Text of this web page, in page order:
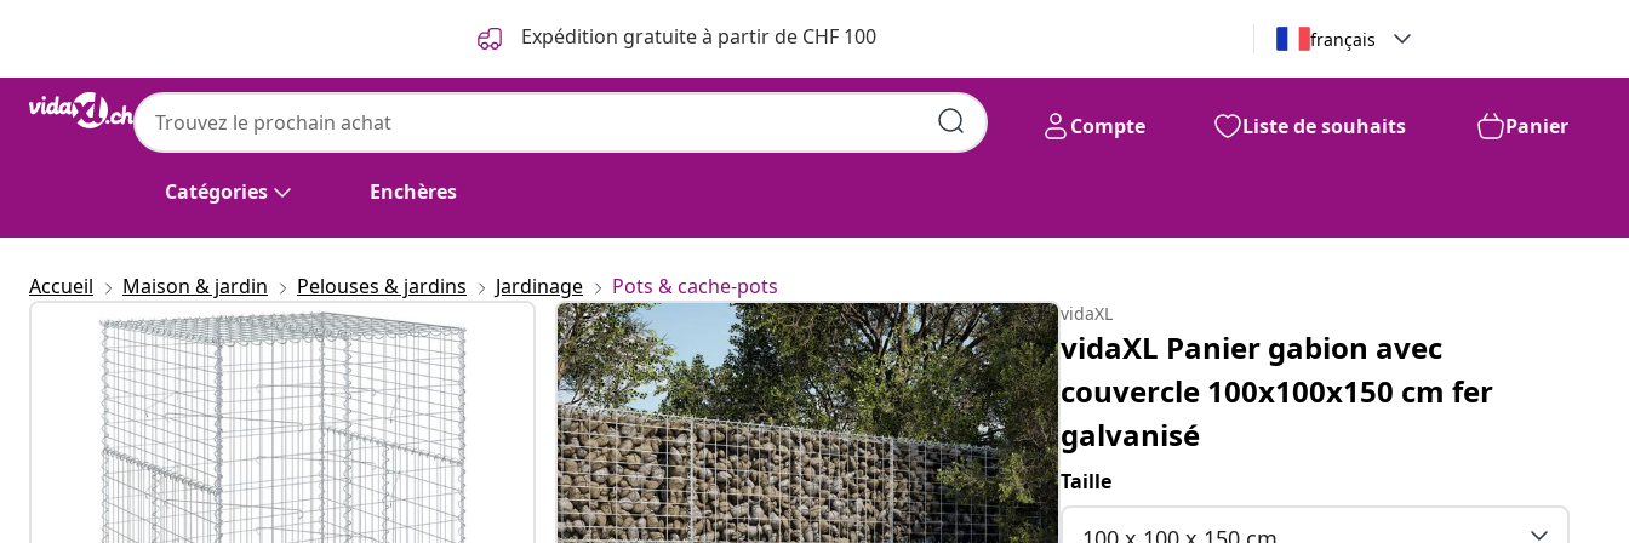
Expédition gratuite à partir de CHF 100 français
Catégories Enchères
Compte Liste de souhaits Panier
Accueil Maison & jardin Pelouses & jardins Jardinage Pots & cache-pots
vidaXL
vidaXL Panier gabion avec
couvercle 100x100x150 cm fer
galvanisé
Taille